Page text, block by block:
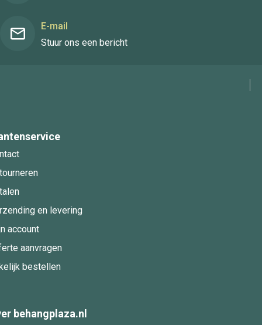
E-mail
Stuur ons een bericht
en levering
account
aanvragen
bestellen
behangplaza.nl